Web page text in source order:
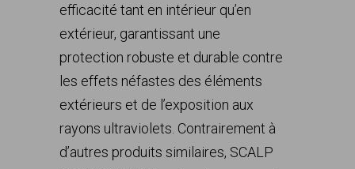
efficacité tant en intérieur qu’en
extérieur, garantissant une
protection robuste et durable contre
les effets néfastes des éléments
extérieurs et de l’exposition aux
rayons ultraviolets. Contrairement à
d’autres produits similaires, SCALP